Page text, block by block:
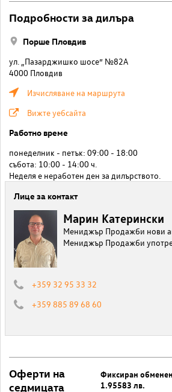
Подробности за дилъра
Порше Пловдив
ул. „Пазарджишко шосе” №82A
4000 Пловдив
Изчисляване на маршрута
Вижте уебсайта
Работно време
понеделник - петък: 09:00 - 18:00
събота: 10:00 - 14:00 ч.
Неделя е неработен ден за дилърството.
Лице за контакт
Марин Катерински
Мениджър Продажби нови
Мениджър Продажби
+359 32 95 33 32
+359 885 89 68 60
Оферти на
седмицата
Фиксиран
1.95583 лв.